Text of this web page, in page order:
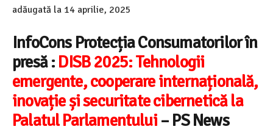
adăugată la 14 aprilie, 2025
InfoCons Protecția Consumatorilor în
presă : DISB 2025: Tehnologii
emergente, cooperare internațională,
inovație și securitate cibernetică la
Palatul Parlamentului – PS News